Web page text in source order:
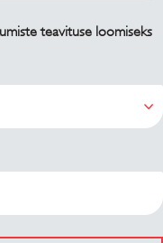
teavituse loomiseks